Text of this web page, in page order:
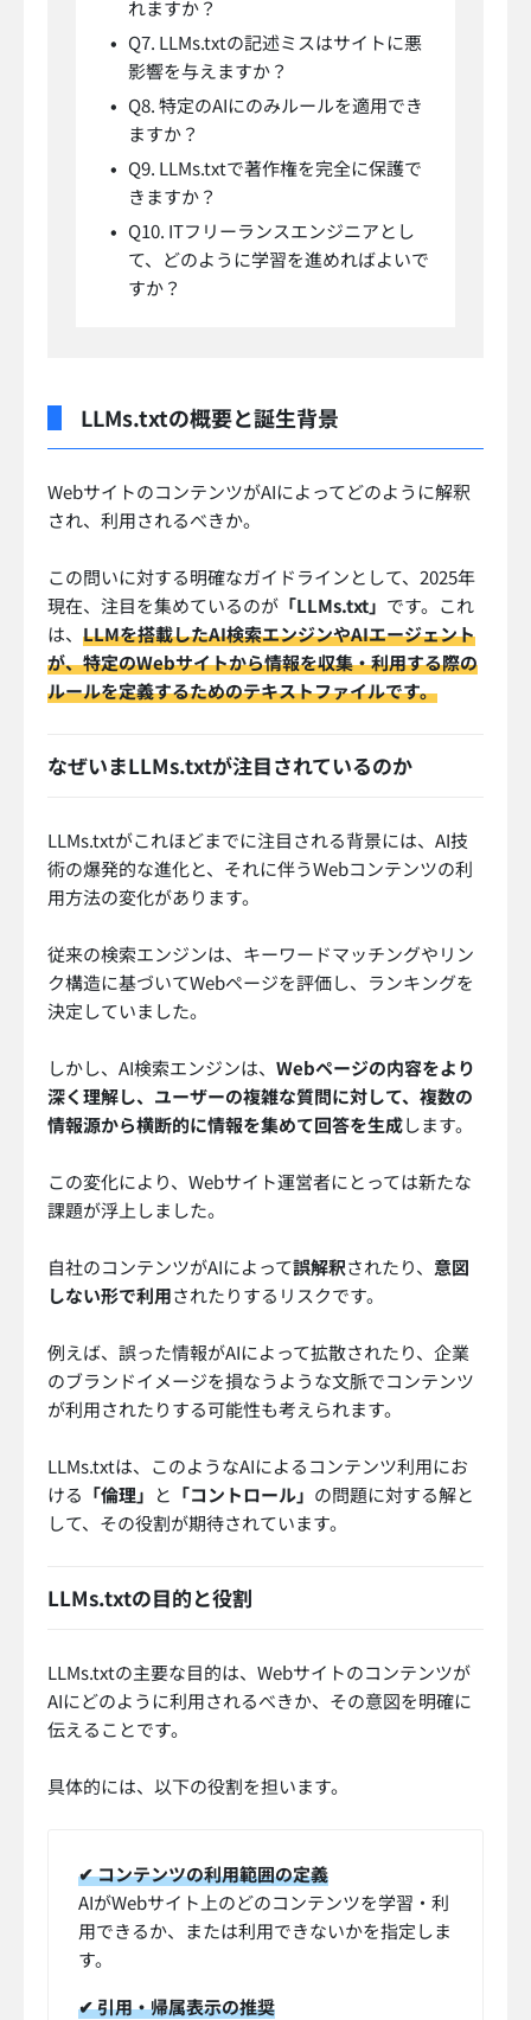
れますか？
Q7. LLMs.txtの記述ミスはサイトに悪
影響を与えますか？
Q8. 特定のAIにのみルールを適用でき
ますか？
Q9. LLMs.txtで著作権を完全に保護で
きますか？
Q10. ITフリーランスエンジニアとし
て、どのように学習を進めればよいで
すか？
LLMs.txtの概要と誕生背景
WebサイトのコンテンツがAIによってどのように解釈
され、利用されるべきか。
この問いに対する明確なガイドラインとして、2025年
現在、注目を集めているのが 「LLMs.txt」 です。これ
は、 LLMを搭載したAI検索エンジンやAIエージェント
が、特定のWebサイトから情報を収集・利用する際の
ルールを定義するためのテキストファイルです。
なぜいまLLMs.txtが注目されているのか
LLMs.txtがこれほどまでに注目される背景には、AI技
術の爆発的な進化と、それに伴うWebコンテンツの利
用方法の変化があります。
従来の検索エンジンは、キーワードマッチングやリン
ク構造に基づいてWebページを評価し、ランキングを
決定していました。
しかし、AI検索エンジンは、 Webページの内容をより
深く理解し、ユーザーの複雑な質問に対して、複数の
情報源から横断的に情報を集めて回答を生成します。
この変化により、Webサイト運営者にとっては新たな
課題が浮上しました。
自社のコンテンツがAIによって誤解釈されたり、 意図
しない形で利用されたりするリスクです。
例えば、誤った情報がAIによって拡散されたり、企業
のブランドイメージを損なうような文脈でコンテンツ
が利用されたりする可能性も考えられます。
LLMs.txtは、このようなAIによるコンテンツ利用にお
ける 「倫理」 と 「コントロール」 の問題に対する解と
して、その役割が期待されています。
LLMs.txtの目的と役割
LLMs.txtの主要な目的は、Webサイトのコンテンツが
AIにどのように利用されるべきか、その意図を明確に
伝えることです。
具体的には、以下の役割を担います。
✔ コンテンツの利用範囲の定義
AIがWebサイト上のどのコンテンツを学習・利
用できるか、または利用できないかを指定しま
す。
✔ 引用・帰属表示の推奨